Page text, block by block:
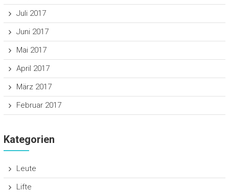
Juli 2017
Juni 2017
Mai 2017
April 2017
März 2017
Februar 2017
Kategorien
Leute
Lifte